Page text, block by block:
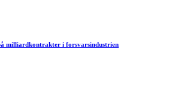
milliardkontrakter i forsvarsindustrien